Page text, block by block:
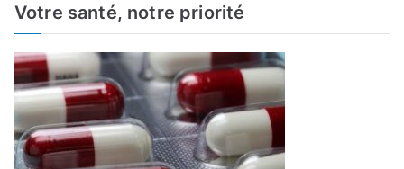
f
Votre santé, notre priorité